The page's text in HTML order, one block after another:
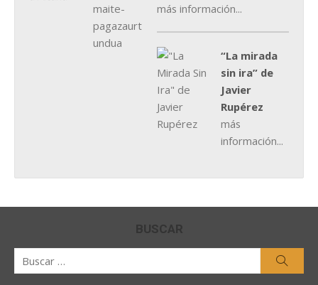
más información...
“La mirada
sin ira” de
Javier
Rupérez
más
información...
BUSCAR